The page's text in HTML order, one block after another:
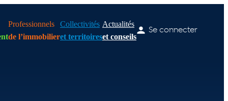
Professionnels
de l’immobilier
Collectivités
et territoires
Actualités
et conseils
Se connecter